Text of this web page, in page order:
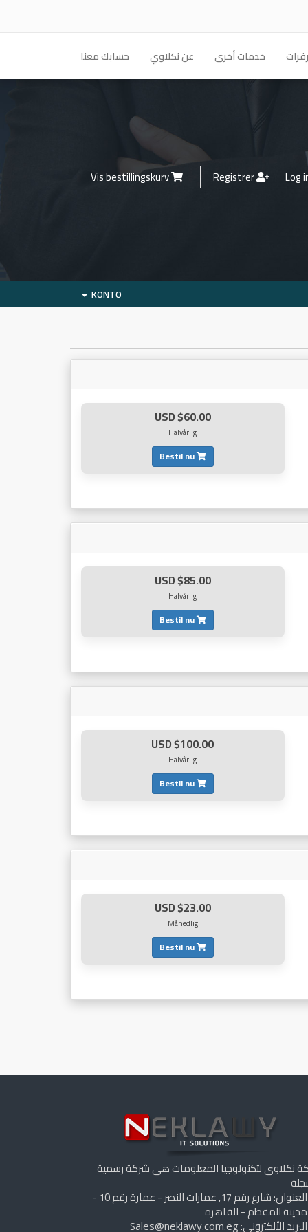
خدمات أخرى عن نكلاوي حسابك معنا
KONTO
$60.00 USD
Halvårlig
Bestil nu
$85.00 USD
Halvårlig
Bestil nu
$100.00 USD
Halvårlig
Bestil nu
$23.00 USD
Månedlig
Bestil nu
نكلاوى لتكنولوجيا المعلومات هى شركة رسمية
العنوان: شارع رقم 17, عمارات النصر - عمارة رقم 10 -
مدينة المقطم - القاهره
البريد الألكترونى: Sales@neklawy.com.eg